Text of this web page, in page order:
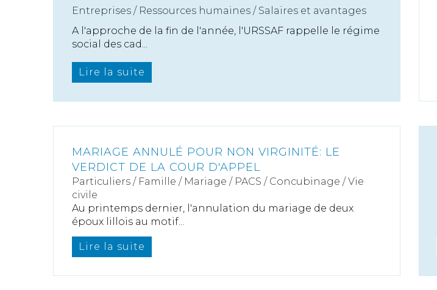
Entreprises / Ressources humaines / Salaires et avantages
A l'approche de la fin de l'année, l'URSSAF rappelle le régime
social des cad...
Lire la suite
MARIAGE ANNULÉ POUR NON VIRGINITÉ: LE
VERDICT DE LA COUR D'APPEL
Particuliers / Famille / Mariage / PACS / Concubinage / Vie
civile
Au printemps dernier, l'annulation du mariage de deux
époux lillois au motif...
Lire la suite